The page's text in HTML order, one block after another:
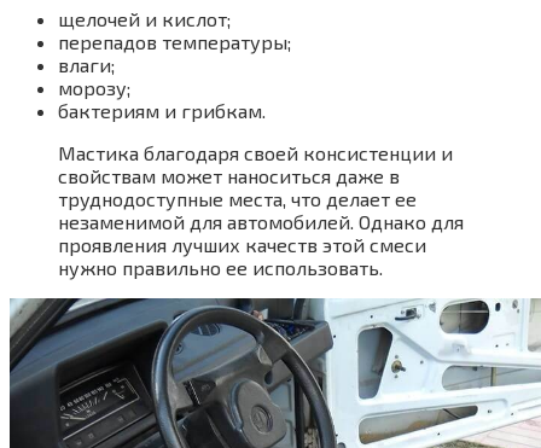
щелочей и кислот;
перепадов температуры;
влаги;
морозу;
бактериям и грибкам.
Мастика благодаря своей консистенции и
свойствам может наноситься даже в
труднодоступные места, что делает ее
незаменимой для автомобилей. Однако для
проявления лучших качеств этой смеси
нужно правильно ее использовать.